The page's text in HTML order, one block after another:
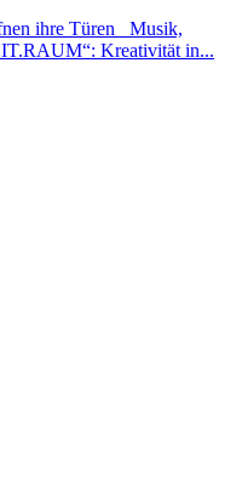
ihre Türen
Musik,
Kreativität in...